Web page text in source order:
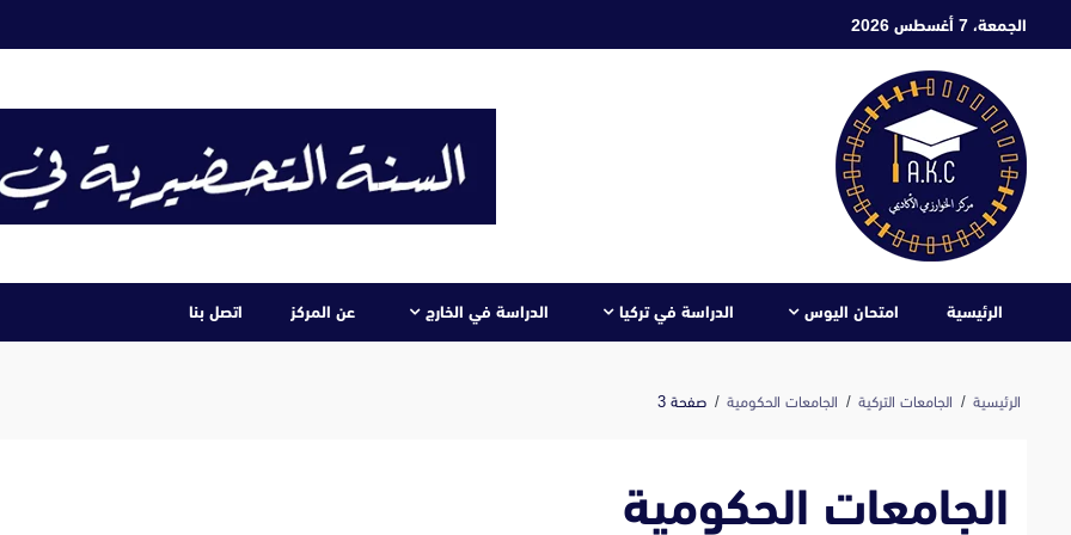
الجمعة، 7 أغسطس 2026
الرئيسية امتحان اليوس الدراسة في تركيا الدراسة في الخارج عن المركز اتصل بنا
الرئيسية الجامعات التركية الجامعات الحكومية صفحة 3
الجامعات الحكومية